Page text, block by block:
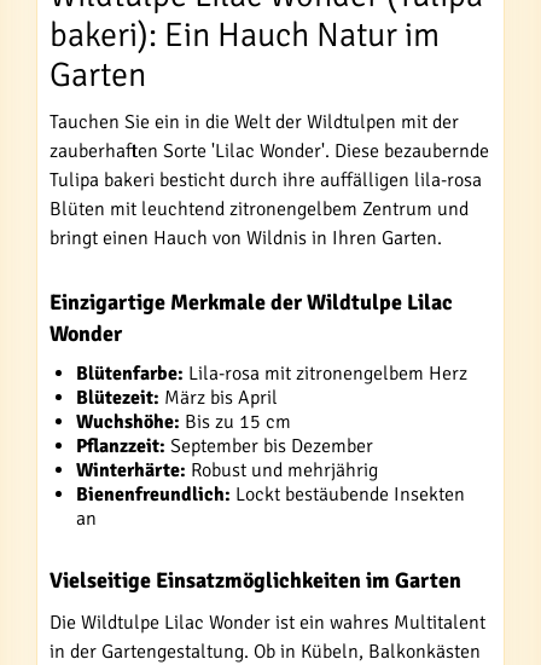
bakeri): Ein Hauch Natur im
Garten
Tauchen Sie ein in die Welt der Wildtulpen mit der
zauberhaften Sorte 'Lilac Wonder'. Diese bezaubernde
Tulipa bakeri besticht durch ihre auffälligen lila-rosa
Blüten mit leuchtend zitronengelbem Zentrum und
bringt einen Hauch von Wildnis in Ihren Garten.
Einzigartige Merkmale der Wildtulpe Lilac
Wonder
Blütenfarbe: Lila-rosa mit zitronengelbem Herz
Blütezeit: März bis April
Wuchshöhe: Bis zu 15 cm
Pflanzzeit: September bis Dezember
Winterhärte: Robust und mehrjährig
Bienenfreundlich: Lockt bestäubende Insekten
an
Vielseitige Einsatzmöglichkeiten im Garten
Die Wildtulpe Lilac Wonder ist ein wahres Multitalent
in der Gartengestaltung. Ob in Kübeln, Balkonkästen